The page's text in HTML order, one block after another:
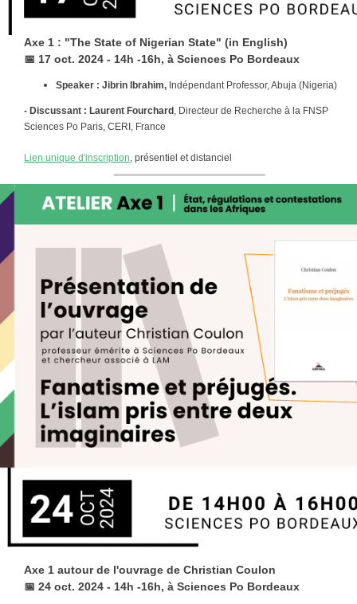
Axe 1 : "The State of Nigerian State" (in English)
📅 17 oct. 2024 - 14h -16h, à Sciences Po Bordeaux
Speaker : Jibrin Ibrahim, Indépendant Professor, Abuja (Nigeria)
- Discussant : Laurent Fourchard , Directeur de Recherche à la FNSP
Sciences Po Paris, CERI, France
Lien unique d'inscription, présentiel et distanciel
Axe 1 autour de l'ouvrage de Christian Coulon
📅 24 oct. 2024 - 14h -16h, à Sciences Po Bordeaux